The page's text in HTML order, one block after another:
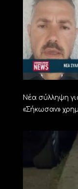
Νέα σύλληψη
«Σήκωσαν»